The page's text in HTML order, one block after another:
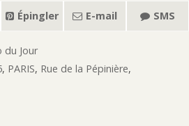
Épingler E-mail SMS
du Jour
, PARIS, Rue de la Pépinière,